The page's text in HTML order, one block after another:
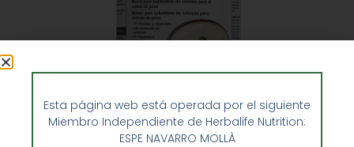
Esta página web está operada por el siguiente
Miembro Independiente de Herbalife Nutrition:
ESPE NAVARRO MOLLÀ